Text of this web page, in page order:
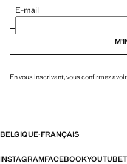
E-mail
En vous inscrivant, vous confirmez
BELGIQUE·FRANÇAIS
INSTAGRAMFACEBOOKYOUTUBE